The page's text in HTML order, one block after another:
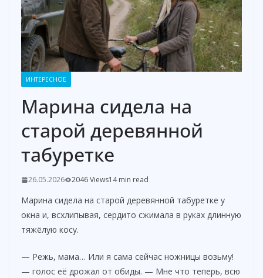
ИНТЕРЕСНОЕ
Марина сидела на
старой деревянной
табуретке
26.05.2026 2046 Views14 min read
Марина сидела на старой деревянной табуретке у
окна и, всхлипывая, сердито сжимала в руках длинную
тяжёлую косу.
— Режь, мама… Или я сама сейчас ножницы возьму!
— голос её дрожал от обиды. — Мне что теперь, всю